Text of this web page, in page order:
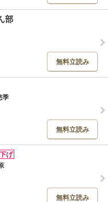
部
無料立読み
季
無料立読み
無料立読み